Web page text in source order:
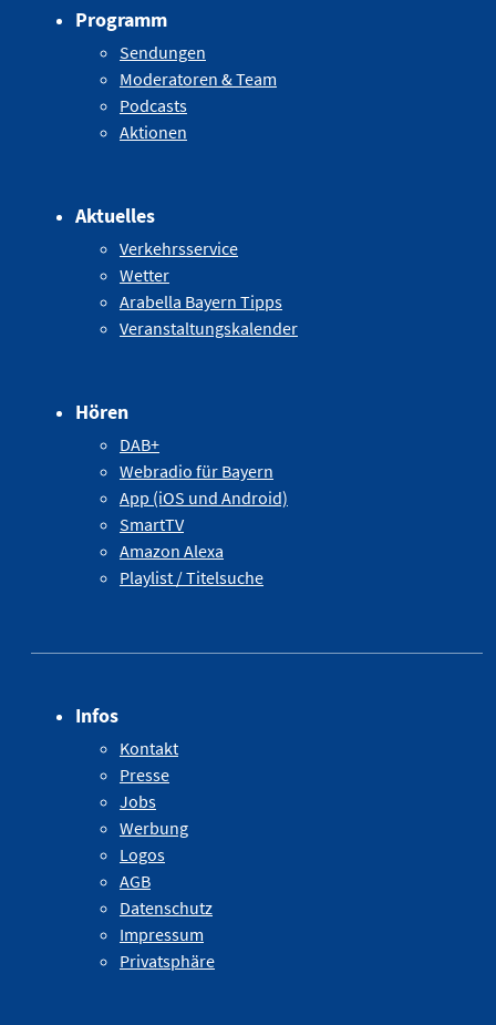
Programm
Sendungen
Moderatoren & Team
Podcasts
Aktionen
Aktuelles
Verkehrsservice
Wetter
Arabella Bayern Tipps
Veranstaltungskalender
Hören
DAB+
Webradio für Bayern
App (iOS und Android)
SmartTV
Amazon Alexa
Playlist / Titelsuche
Infos
Kontakt
Presse
Jobs
Werbung
Logos
AGB
Datenschutz
Impressum
Privatsphäre